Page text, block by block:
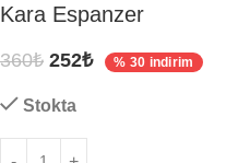
Kara Espanzer
360₺ 252₺ % 30 indirim
Stokta